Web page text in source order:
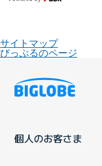
サイトマップ
びっぷるのページ
個人のお客さま